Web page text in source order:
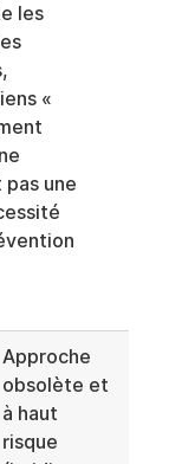
les
«
une
Approche
obsolète et
à haut
risque